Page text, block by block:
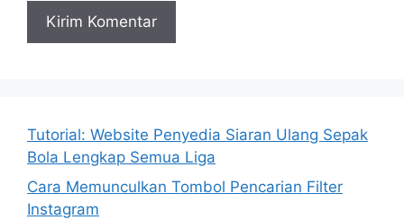
Tutorial: Website Penyedia Siaran Ulang Sepak
Bola Lengkap Semua Liga
Cara Memunculkan Tombol Pencarian Filter
Instagram